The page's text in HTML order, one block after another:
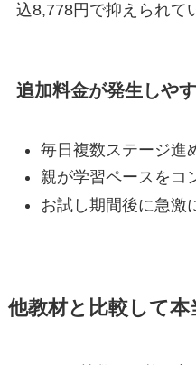
込8,778円で抑えられて
追加料金が発生しや
毎日複数ステージ進
親が学習ペースをコ
お試し期間後に急激
他教材と比較して本